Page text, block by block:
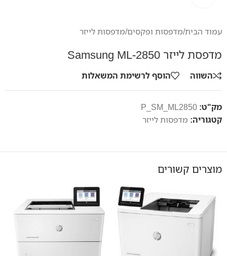
עמוד הבית/מדפסות ופקסים/מדפסות לייזר
מדפסת לייזר Samsung ML-2850
השווה הוסף לרשימת המשאלות
מק"ט: P_SM_ML2850
קטגוריה: מדפסות לייזר
מוצרים קשורים